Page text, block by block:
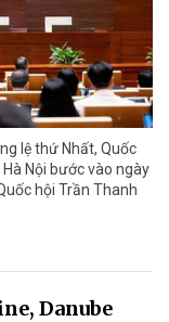
lệ thứ Nhất, Quốc
Nội bước vào ngày
hội Trần Thanh
Danube